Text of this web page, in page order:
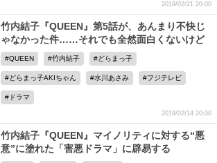
2019/02/21 20:00
竹内結子『QUEEN』第5話が、あんまり不快じ
ゃなかった件……それでも全然面白くないけど
QUEEN 竹内結子 どらまっ子
どらまっ子AKIちゃん 水川あさみ フジテレビ
ドラマ
2019/02/14 20:00
竹内結子『QUEEN』マイノリティに対する“悪
意”に塗れた「害悪ドラマ」に辟易する